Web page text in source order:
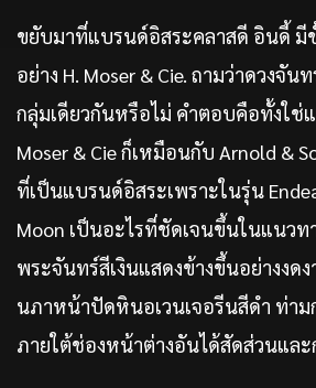
ขยับมาที่แบรนด์อิสระคลาสดี อินดี้ มี
อย่าง H. Moser & Cie. ถามว่าดวงจั
กลุ่มเดียวกันหรือไม่ คำตอบคือทั้งใช่แ
Moser & Cie ก็เหมือนกับ Arnold &
ที่เป็นแบรนด์อิสระเพราะในรุ่น
Moon เป็นอะไรที่ชัดเจนขึ้นในแนวท
พระจันทร์สีเงินแสดงข้างขึ้นอย่างงด
นภาหน้าปัดหินอเวนเจอรีนสีดำ ท่าม
ภายใต้ช่องหน้าต่างอันได้สัดส่วนแล